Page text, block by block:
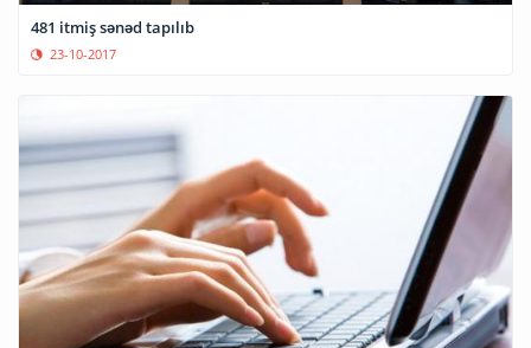
481 itmiş sənəd tapılıb
23-10-2017